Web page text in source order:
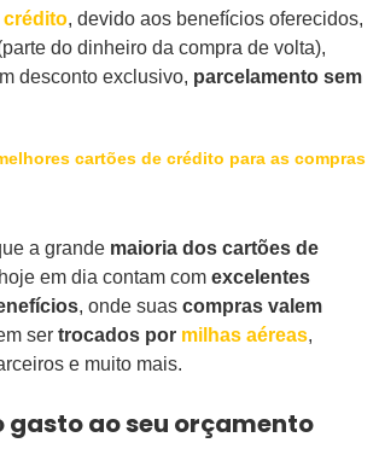
crédito, devido aos benefícios oferecidos,
do dinheiro da compra de volta),
desconto exclusivo, parcelamento sem
cartões de crédito para as compras
a grande maioria dos cartões de
hoje em dia contam com excelentes
, onde suas compras valem
ser trocados por milhas aéreas,
e muito mais.
gasto ao seu orçamento